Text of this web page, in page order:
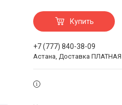
Купить
+7 (777) 840-38-09
Астана, Доставка ПЛАТНАЯ